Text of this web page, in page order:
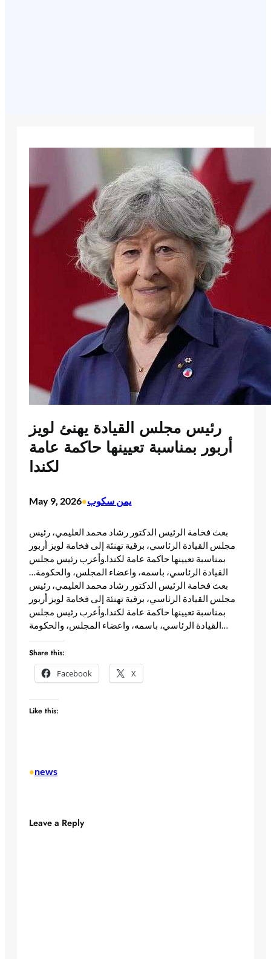
رئيس مجلس القيادة يهنئ لويز
أربور بمناسبة تعيينها حاكمة عامة
لكندا
May 9, 2026•يمن سكوب
بعث فخامة الرئيس الدكتور رشاد محمد العليمي، رئيس
مجلس القيادة الرئاسي، برقية تهنئة إلى فخامة لويز أربور
بمناسبة تعيينها حاكمة عامة لكندا.وأعرب رئيس مجلس
القيادة الرئاسي، باسمه، واعضاء المجلس، والحكومة…​
بعث فخامة الرئيس الدكتور رشاد محمد العليمي، رئيس
مجلس القيادة الرئاسي، برقية تهنئة إلى فخامة لويز أربور
بمناسبة تعيينها حاكمة عامة لكندا.وأعرب رئيس مجلس
القيادة الرئاسي، باسمه، واعضاء المجلس، والحكومة… ​
Share this:
Facebook
X
Like this:
•news
Leave a Reply